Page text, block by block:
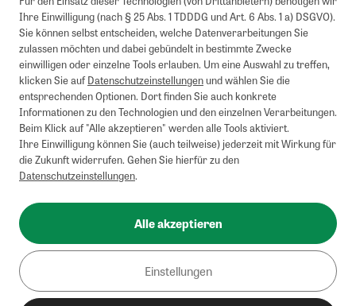
Ihre Einwilligung (nach § 25 Abs. 1 TDDDG und Art. 6 Abs. 1 a) DSGVO).
Sie können selbst entscheiden, welche Datenverarbeitungen Sie
zulassen möchten und dabei gebündelt in bestimmte Zwecke
einwilligen oder einzelne Tools erlauben. Um eine Auswahl zu treffen,
klicken Sie aufDatenschutzeinstellungenund wählen Sie die
entsprechenden Optionen. Dort finden Sie auch konkrete
Informationen zu den Technologien und den einzelnen Verarbeitungen.
Beim Klick auf "Alle akzeptieren" werden alle Tools aktiviert.
Ihre Einwilligung können Sie (auch teilweise) jederzeit mit Wirkung für
die Zukunft widerrufen. Gehen Sie hierfür zu den
Datenschutzeinstellungen.
Alle akzeptieren
Einstellungen